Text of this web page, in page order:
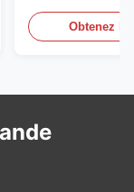
Obtenez